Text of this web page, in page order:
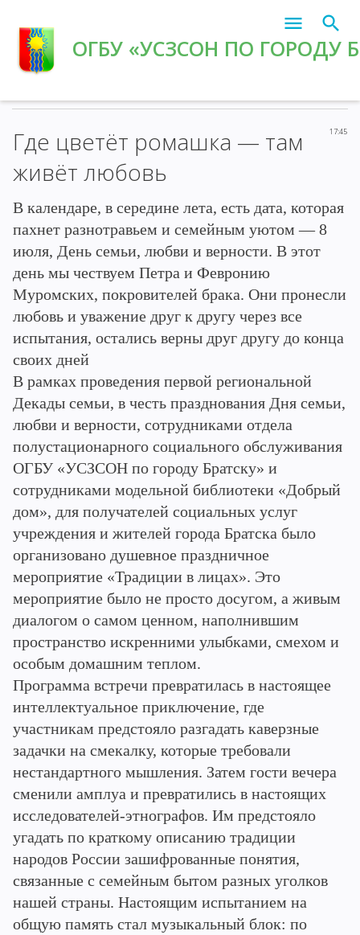
ОГБУ «УСЗСОН ПО ГОРОДУ
Главная
17:45
Где цветёт ромашка — там
живёт любовь
В календаре, в середине лета, есть дата, которая
пахнет разнотравьем и семейным уютом — 8
июля, День семьи, любви и верности. В этот
день мы чествуем Петра и Февронию
Муромских, покровителей брака. Они пронесли
любовь и уважение друг к другу через все
испытания, остались верны друг другу до конца
своих дней
В рамках проведения первой региональной
Декады семьи, в честь празднования Дня семьи,
любви и верности, сотрудниками отдела
полустационарного социального обслуживания
ОГБУ «УСЗСОН по городу Братску» и
сотрудниками модельной библиотеки «Добрый
дом», для получателей социальных услуг
учреждения и жителей города Братска было
организовано душевное праздничное
мероприятие «Традиции в лицах». Это
мероприятие было не просто досугом, а живым
диалогом о самом ценном, наполнившим
пространство искренними улыбками, смехом и
особым домашним теплом.
Программа встречи превратилась в настоящее
интеллектуальное приключение, где
участникам предстояло разгадать каверзные
задачки на смекалку, которые требовали
нестандартного мышления. Затем гости вечера
сменили амплуа и превратились в настоящих
исследователей-этнографов. Им предстояло
угадать по краткому описанию традиции
народов России зашифрованные понятия,
связанные с семейным бытом разных уголков
нашей страны. Настоящим испытанием на
общую память стал музыкальный блок: по